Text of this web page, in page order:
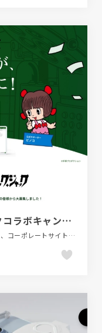
デジカル×ブラック・ジャックコラボキャンペーン特設ページ / エムスリーデジカル株式会社
イラスト、オンラインサービス、グリーン系、コーポレートサイト、シンプル、フラットデザイン、ブランド・サービスサイト、ポップ、医療・ヘルスケア